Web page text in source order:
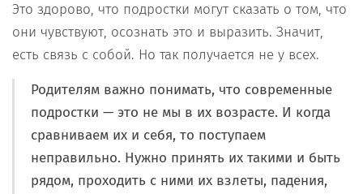
Это здорово, что подростки могут сказать о том, что
они чувствуют, осознать это и выразить. Значит,
есть связь с собой. Но так получается не у всех.
Родителям важно понимать, что современные
подростки — это не мы в их возрасте. И когда
сравниваем их и себя, то поступаем
неправильно. Нужно принять их такими и быть
рядом, проходить с ними их взлеты, падения,